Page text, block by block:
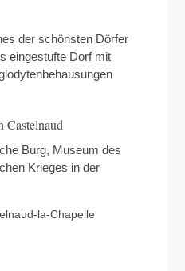
der schönsten Dörfer
eingestufte Dorf mit
Castelnaud
Burg, Museum des
Krieges in der
la-Chapelle